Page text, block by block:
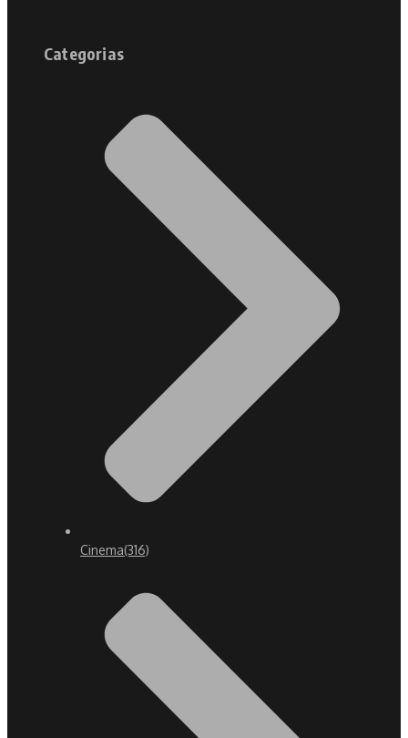
Categorias
Cinema(316)